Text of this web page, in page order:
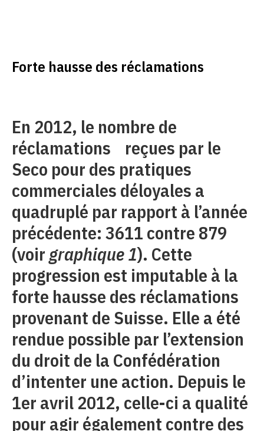
Forte hausse des réclamations
En 2012, le nombre de
réclamations reçues par le
Seco pour des pratiques
commerciales déloyales a
quadruplé par rapport à l’année
précédente: 3611 contre 879
(voir graphique 1). Cette
progression est imputable à la
forte hausse des réclamations
provenant de Suisse. Elle a été
rendue possible par l’extension
du droit de la Confédération
d’intenter une action. Depuis le
1er avril 2012, celle-ci a qualité
pour agir également contre des